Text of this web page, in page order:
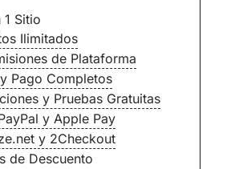
1 Sitio
Ilimitados
de Plataforma
Pago Completos
y Pruebas Gratuitas
y Apple Pay
y 2Checkout
de Descuento